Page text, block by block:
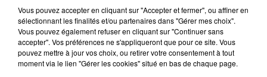
cluster mais prévention avant et après les
mobilités liées aux vacances. ⁦@ARS_NAquit
@univbordeaux⁩ ⁦@facdroitscpo
pic.twitter.com/jHBECd2JfU
— Samuel Maveyraud (@SamuelMaveyraud)
Vous pouvez accepter en cliquant sur "Accepter et fermer", ou affiner en
sélectionnant les finalités et/ou partenaires dans "Gérer mes choix".
Vous pouvez également refuser en cliquant sur "Continuer sans
accepter". Vos préférences ne s'appliqueront que pour ce site. Vous
pouvez mettre à jour vos choix, ou retirer votre consentement à tout
moment via le lien "Gérer les cookies" situé en bas de chaque page.